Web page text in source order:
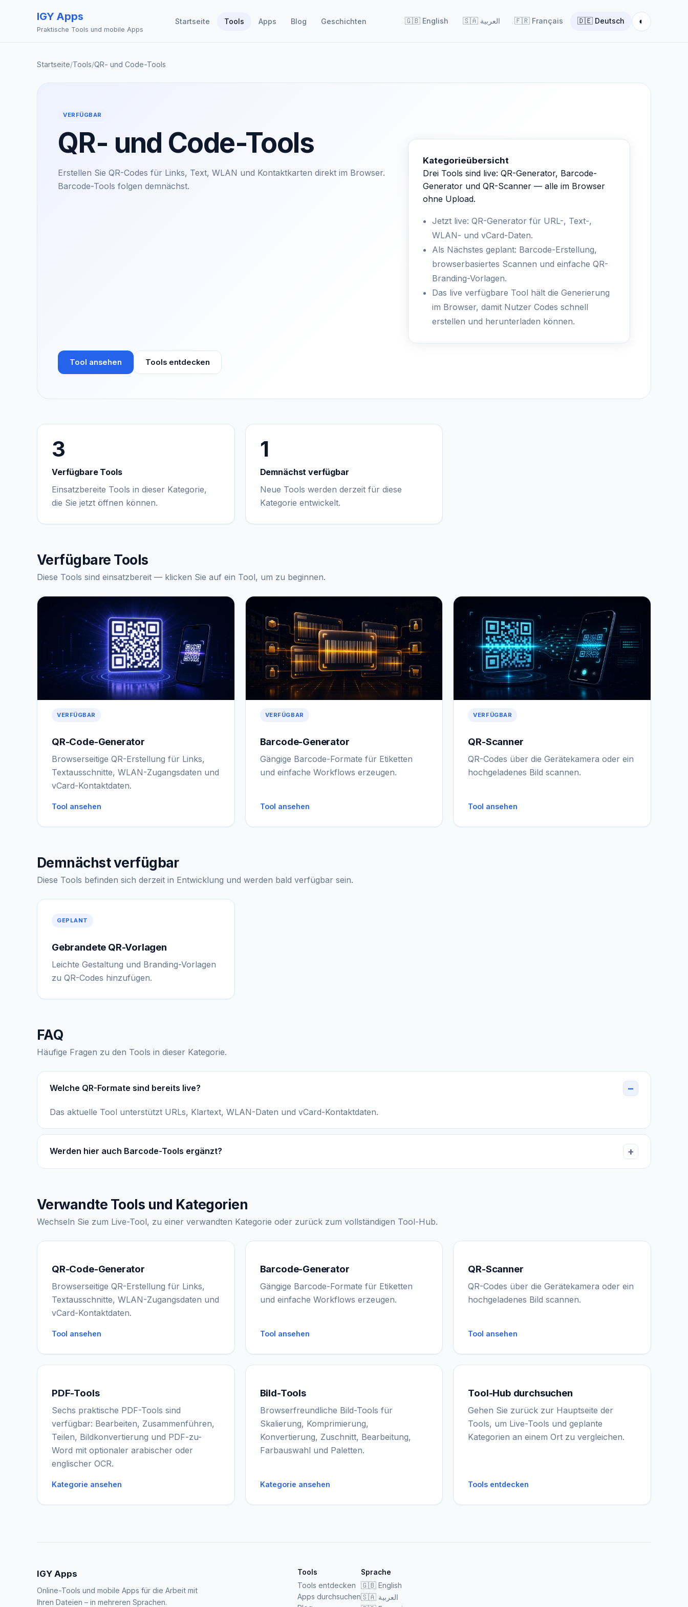
IGY Apps
Praktische Tools und mobile Apps
Startseite Tools Apps Blog Geschichten 🇬🇧 English 🇸🇦 العربية 🇫🇷 Français 🇩🇪 Deutsch ◐
Startseite/Tools/QR- und Code-Tools
VERFÜGBAR
QR- und Code-Tools
Erstellen Sie QR-Codes für Links, Text, WLAN und Kontaktkarten direkt im Browser.
Barcode-Tools folgen demnächst.
Tool ansehen Tools entdecken
Kategorieübersicht
Drei Tools sind live: QR-Generator, Barcode-
Generator und QR-Scanner — alle im Browser
ohne Upload.
Jetzt live: QR-Generator für URL-, Text-,
WLAN- und vCard-Daten.
Als Nächstes geplant: Barcode-Erstellung,
browserbasiertes Scannen und einfache QR-
Branding-Vorlagen.
Das live verfügbare Tool hält die Generierung
im Browser, damit Nutzer Codes schnell
erstellen und herunterladen können.
3
Verfügbare Tools
Einsatzbereite Tools in dieser Kategorie,
die Sie jetzt öffnen können.
1
Demnächst verfügbar
Neue Tools werden derzeit für diese
Kategorie entwickelt.
Verfügbare Tools
Diese Tools sind einsatzbereit — klicken Sie auf ein Tool, um zu beginnen.
VERFÜGBAR
QR-Code-Generator
Browserseitige QR-Erstellung für Links,
Textausschnitte, WLAN-Zugangsdaten und
vCard-Kontaktdaten.
Tool ansehen
VERFÜGBAR
Barcode-Generator
Gängige Barcode-Formate für Etiketten
und einfache Workflows erzeugen.
Tool ansehen
VERFÜGBAR
QR-Scanner
QR-Codes über die Gerätekamera oder ein
hochgeladenes Bild scannen.
Tool ansehen
Demnächst verfügbar
Diese Tools befinden sich derzeit in Entwicklung und werden bald verfügbar sein.
GEPLANT
Gebrandete QR-Vorlagen
Leichte Gestaltung und Branding-Vorlagen
zu QR-Codes hinzufügen.
FAQ
Häufige Fragen zu den Tools in dieser Kategorie.
Welche QR-Formate sind bereits live?
Das aktuelle Tool unterstützt URLs, Klartext, WLAN-Daten und vCard-Kontaktdaten.
Werden hier auch Barcode-Tools ergänzt?
Verwandte Tools und Kategorien
Wechseln Sie zum Live-Tool, zu einer verwandten Kategorie oder zurück zum vollständigen Tool-Hub.
QR-Code-Generator
Browserseitige QR-Erstellung für Links,
Textausschnitte, WLAN-Zugangsdaten und
vCard-Kontaktdaten.
Tool ansehen
Barcode-Generator
Gängige Barcode-Formate für Etiketten
und einfache Workflows erzeugen.
Tool ansehen
QR-Scanner
QR-Codes über die Gerätekamera oder ein
hochgeladenes Bild scannen.
Tool ansehen
PDF-Tools
Sechs praktische PDF-Tools sind
verfügbar: Bearbeiten, Zusammenführen,
Teilen, Bildkonvertierung und PDF-zu-
Word mit optionaler arabischer oder
englischer OCR.
Kategorie ansehen
Bild-Tools
Browserfreundliche Bild-Tools für
Skalierung, Komprimierung,
Konvertierung, Zuschnitt, Bearbeitung,
Farbauswahl und Paletten.
Kategorie ansehen
Tool-Hub durchsuchen
Gehen Sie zurück zur Hauptseite der
Tools, um Live-Tools und geplante
Kategorien an einem Ort zu vergleichen.
Tools entdecken
IGY Apps
Online-Tools und mobile Apps für die Arbeit mit
Ihren Dateien – in mehreren Sprachen.
Tools
Tools entdecken
Apps durchsuchen
Sprache
🇬🇧 English
🇸🇦 العربية
IGY Assistent
Online — Fragen Sie mich